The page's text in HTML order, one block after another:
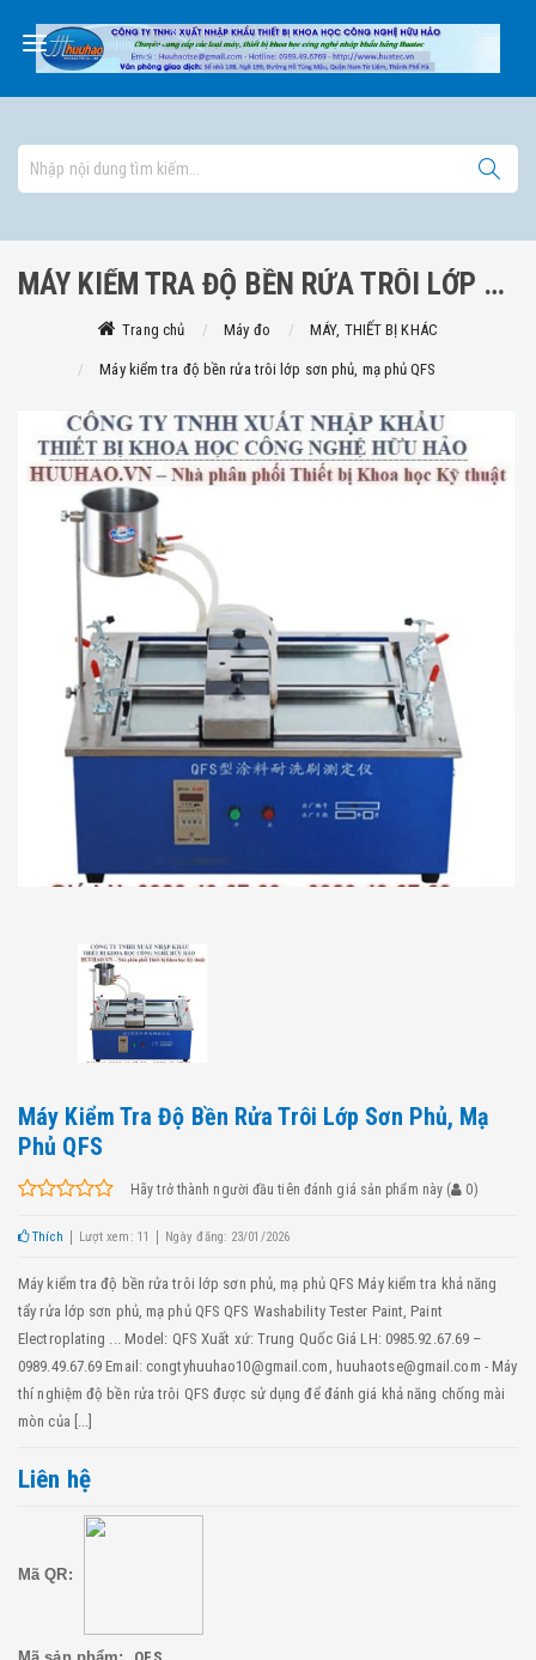
MÁY KIỂM TRA ĐỘ BỀN RỬA TRÔI LỚP SƠN PHỦ, MẠ PHỦ QFS
Trang chủ Máy đo MÁY, THIẾT BỊ KHÁC
Máy kiểm tra độ bền rửa trôi lớp sơn phủ, mạ phủ QFS
Máy Kiểm Tra Độ Bền Rửa Trôi Lớp Sơn Phủ, Mạ
Phủ QFS
Hãy trở thành người đầu tiên đánh giá sản phẩm này ( 0)
Thích Lượt xem: 11 Ngày đăng: 23/01/2026
Máy kiểm tra độ bền rửa trôi lớp sơn phủ, mạ phủ QFS Máy kiểm tra khả năng
tẩy rửa lớp sơn phủ, mạ phủ QFS QFS Washability Tester Paint, Paint
Electroplating ... Model: QFS Xuất xứ: Trung Quốc Giá LH: 0985.92.67.69 –
0989.49.67.69 Email: congtyhuuhao10@gmail.com, huuhaotse@gmail.com - Máy
thí nghiệm độ bền rửa trôi QFS được sử dụng để đánh giá khả năng chống mài
mòn của [...]
Liên hệ
Mã QR: